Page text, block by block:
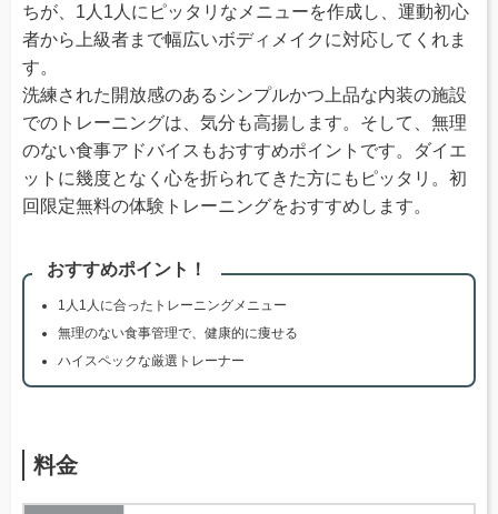
ちが、1人1人にピッタリなメニューを作成し、運動初心
者から上級者まで幅広いボディメイクに対応してくれま
す。
洗練された開放感のあるシンプルかつ上品な内装の施設
でのトレーニングは、気分も高揚します。そして、無理
のない食事アドバイスもおすすめポイントです。ダイエ
ットに幾度となく心を折られてきた方にもピッタリ。初
回限定無料の体験トレーニングをおすすめします。
おすすめポイント！
1人1人に合ったトレーニングメニュー
無理のない食事管理で、健康的に痩せる
ハイスペックな厳選トレーナー
料金